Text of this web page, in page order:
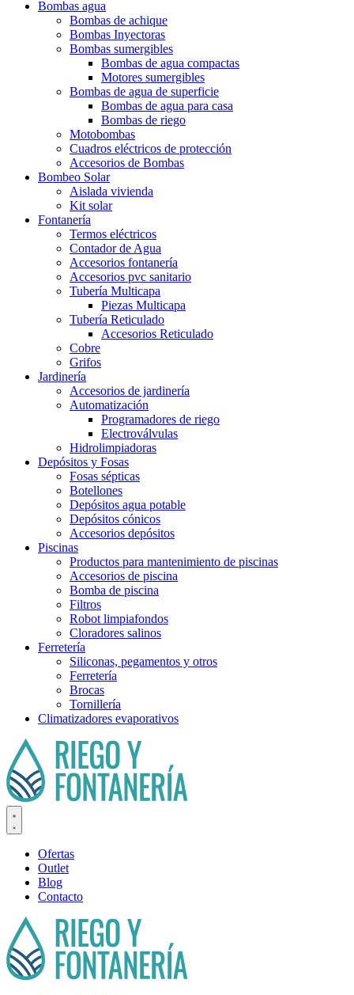
Bombas agua
Bombas de achique
Bombas Inyectoras
Bombas sumergibles
Bombas de agua compactas
Motores sumergibles
Bombas de agua de superficie
Bombas de agua para casa
Bombas de riego
Motobombas
Cuadros eléctricos de protección
Accesorios de Bombas
Bombeo Solar
Aislada vivienda
Kit solar
Fontanería
Termos eléctricos
Contador de Agua
Accesorios fontanería
Accesorios pvc sanitario
Tubería Multicapa
Piezas Multicapa
Tubería Reticulado
Accesorios Reticulado
Cobre
Grifos
Jardinería
Accesorios de jardinería
Automatización
Programadores de riego
Electroválvulas
Hidrolimpiadoras
Depósitos y Fosas
Fosas sépticas
Botellones
Depósitos agua potable
Depósitos cónicos
Accesorios depósitos
Piscinas
Productos para mantenimiento de piscinas
Accesorios de piscina
Bomba de piscina
Filtros
Robot limpiafondos
Cloradores salinos
Ferretería
Siliconas, pegamentos y otros
Ferretería
Brocas
Tornillería
Climatizadores evaporativos
Ofertas
Outlet
Blog
Contacto